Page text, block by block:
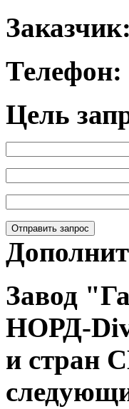
Заказчик:
Телефон:
Цель
Отправить запрос
Завод
НОРД-
и стран